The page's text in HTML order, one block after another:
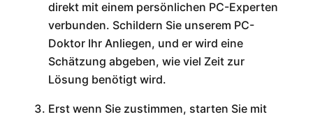
direkt mit einem persönlichen PC-Experten
verbunden. Schildern Sie unserem PC-
Doktor Ihr Anliegen, und er wird eine
Schätzung abgeben, wie viel Zeit zur
Lösung benötigt wird.
Erst wenn Sie zustimmen, starten Sie mit